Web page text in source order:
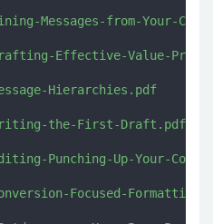
Messages-from-Your-
Effective-Value-
Hierarchies.pdf
the-First-Draft.pdf
Punching-Up-Your-
Focused-Formatting-